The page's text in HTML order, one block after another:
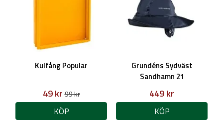
Kulfång Popular
49 kr99 kr
KÖP
Grundéns Sydväst
Sandhamn 21
449 kr
KÖP